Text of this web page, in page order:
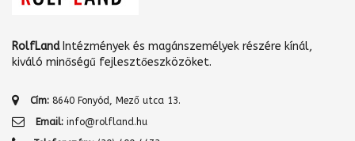
RolfLandIntézmények és magánszemélyek részére kínál,
kiváló minőségű fejlesztőeszközöket.
Cím: 8640 Fonyód, Mező utca 13.
Email: info@rolfland.hu